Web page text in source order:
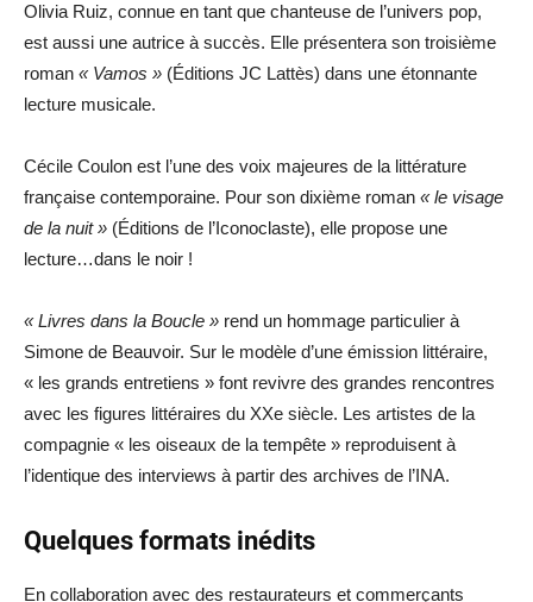
Olivia Ruiz, connue en tant que chanteuse de l’univers pop,
est aussi une autrice à succès. Elle présentera son troisième
roman « Vamos » (Éditions JC Lattès) dans une étonnante
lecture musicale.
Cécile Coulon est l’une des voix majeures de la littérature
française contemporaine. Pour son dixième roman « le visage
de la nuit » (Éditions de l’Iconoclaste), elle propose une
lecture…dans le noir !
« Livres dans la Boucle » rend un hommage particulier à
Simone de Beauvoir. Sur le modèle d’une émission littéraire,
« les grands entretiens » font revivre des grandes rencontres
avec les figures littéraires du XXe siècle. Les artistes de la
compagnie « les oiseaux de la tempête » reproduisent à
l’identique des interviews à partir des archives de l’INA.
Quelques formats inédits
En collaboration avec des restaurateurs et commerçants